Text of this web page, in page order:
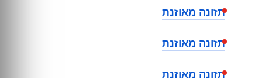
תזונה מאוזנת
תזונה מאוזנת
תזונה מאוזנת